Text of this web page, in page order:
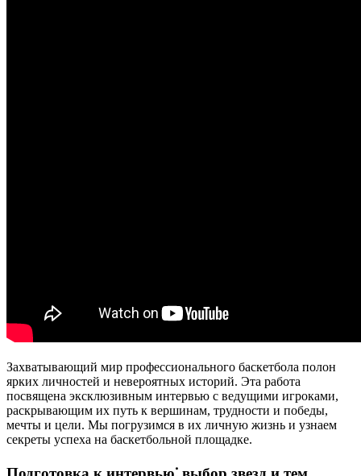
Захватывающий мир профессионального баскетбола полон
ярких личностей и невероятных историй. Эта работа
посвящена эксклюзивным интервью с ведущими игроками,
раскрывающим их путь к вершинам, трудности и победы,
мечты и цели. Мы погрузимся в их личную жизнь и узнаем
секреты успеха на баскетбольной площадке.